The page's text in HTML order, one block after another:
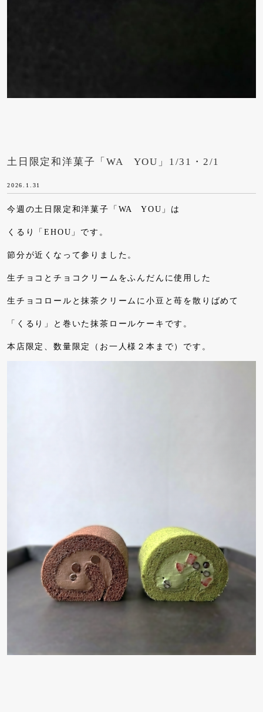
土日限定和洋菓子「WA YOU」1/31・2/1
2026.1.31
今週の土日限定和洋菓子「WA YOU」は
くるり「EHOU」です。
節分が近くなって参りました。
生チョコとチョコクリームをふんだんに使用した
生チョコロールと抹茶クリームに小豆と苺を散りばめて
「くるり」と巻いた抹茶ロールケーキです。
本店限定、数量限定（お一人様２本まで）です。